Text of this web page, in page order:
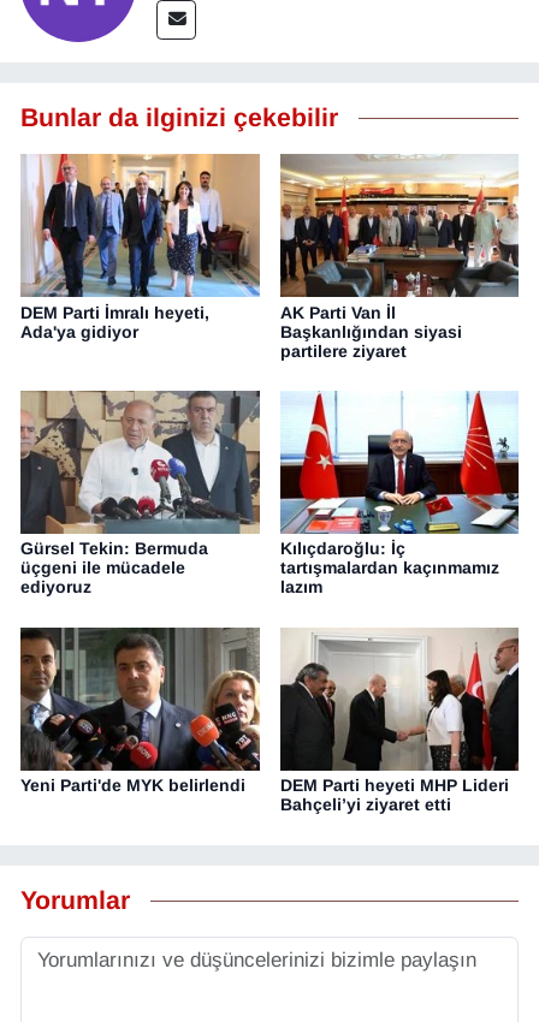
Bunlar da ilginizi çekebilir
DEM Parti İmralı heyeti,
Ada'ya gidiyor
AK Parti Van İl
Başkanlığından siyasi
partilere ziyaret
Gürsel Tekin: Bermuda
üçgeni ile mücadele
ediyoruz
Kılıçdaroğlu: İç
tartışmalardan kaçınmamız
lazım
Yeni Parti'de MYK belirlendi
DEM Parti heyeti MHP Lideri
Bahçeli’yi ziyaret etti
Yorumlar